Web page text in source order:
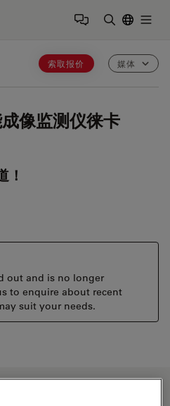
索取报价 媒体
像监测仪徕卡
！
out and is no longer
to enquire about recent
suit your needs.